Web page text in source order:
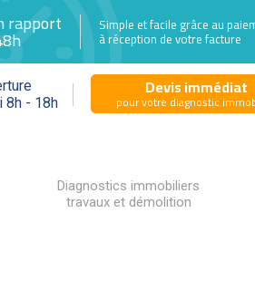
rapport Simple et facile grâce au
à réception de votre facture
8h - 18h
Devis immédiat
pour votre diagnostic
Diagnostics immobiliers
travaux et démolition